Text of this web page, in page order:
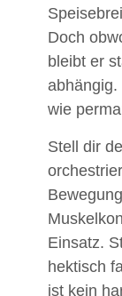
Doch
bleibt er
abhängig.
wie
Stell dir
Einsatz.
hektisch
ist kein